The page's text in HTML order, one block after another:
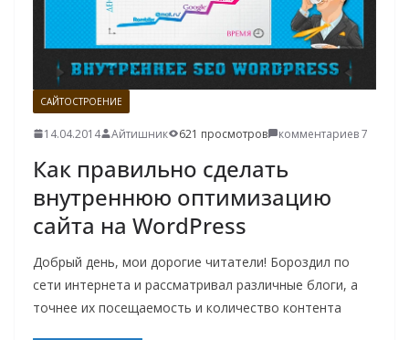
САЙТОСТРОЕНИЕ
14.04.2014 Айтишник 621 просмотров комментариев 7
Как правильно сделать
внутреннюю оптимизацию
сайта на WordPress
Добрый день, мои дорогие читатели! Бороздил по
сети интернета и рассматривал различные блоги, а
точнее их посещаемость и количество контента